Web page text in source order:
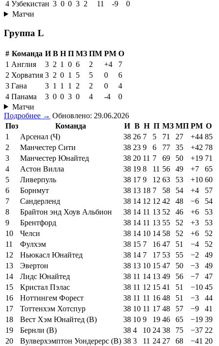
4 Узбекистан 3 0 0 3 2 11 -9
0
Матчи
Группа L
# Команда И В Н П МЗ ПМ РМ О
1 Англия 3 2 1 0 6 2 +4
7
2 Хорватия 3 2 0 1 5 5 0
6
3 Гана 3 1 1 1 2 2 0
4
4 Панама 3 0 0 3 0 4 -4
0
Матчи
Подробнее → Обновлено: 29.06.2026
Поз
Команда И В Н П МЗ МП РМ О
1
Арсенал (Ч) 38 26 7 5 71 27 +44 85
2
Манчестер Сити 38 23 9 6 77 35 +42 78
3
Манчестер Юнайтед 38 20 11 7 69 50 +19 71
4
Астон Вилла 38 19 8 11 56 49 +7
65
5
Ливерпуль 38 17 9 12 63 53 +10 60
6
Борнмут 38 13 18 7 58 54 +4
57
7
Сандерленд 38 14 12 12 42 48 −6
54
8
Брайтон энд Хоув Альбион 38 14 11 13 52 46 +6
53
9
Брентфорд 38 14 11 13 55 52 +3
53
10
Челси 38 14 10 14 58 52 +6
52
11
Фулхэм 38 15 7 16 47 51 −4
52
12
Ньюкасл Юнайтед 38 14 7 17 53 55 −2
49
13
Эвертон 38 13 10 15 47 50 −3
49
14
Лидс Юнайтед 38 11 14 13 49 56 −7
47
15
Кристал Пэлас 38 11 12 15 41 51 −10 45
16
Ноттингем Форест 38 11 11 16 48 51 −3
44
17
Тоттенхэм Хотспур 38 10 11 17 48 57 −9
41
18
Вест Хэм Юнайтед (В) 38 10 9 19 46 65 −19 39
19
Бернли (В) 38 4 10 24 38 75 −37 22
20
Вулверхэмптон Уондерерс (В) 38 3 11 24 27 68 −41 20